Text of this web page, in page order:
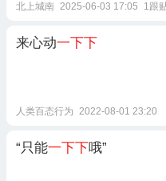
北上城南 2025-06-03 17:05 1跟
来心动一下下
人类百态行为 2022-08-01 23:20
“只能一下下哦”